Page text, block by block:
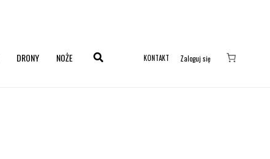
DRONY NOŻE KONTAKT Zaloguj się